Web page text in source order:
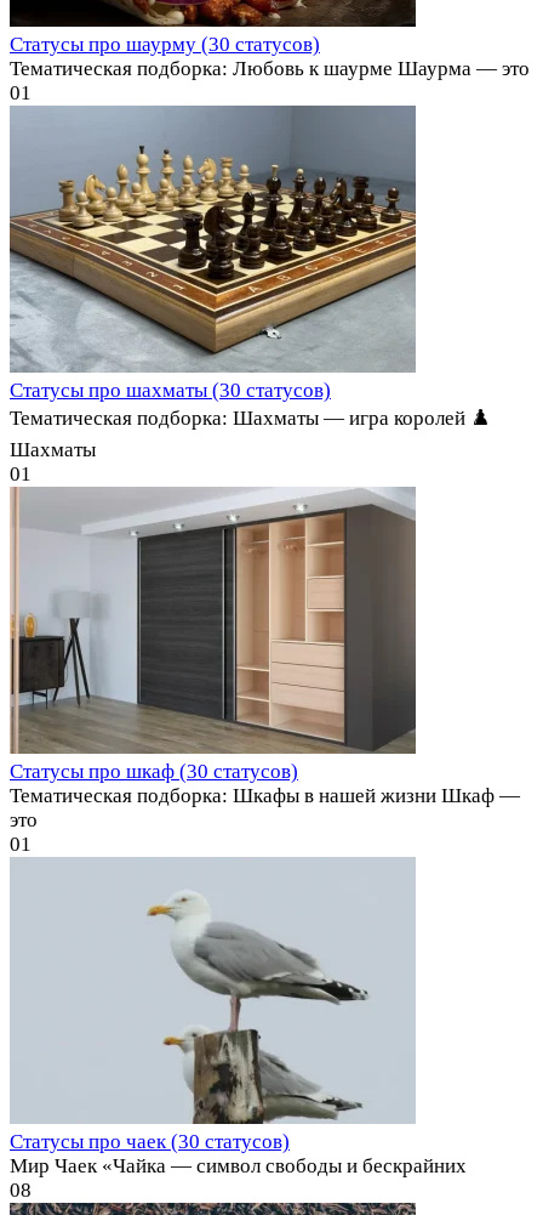
Статусы про шаурму (30 статусов)
Тематическая подборка: Любовь к шаурме Шаурма — это
01
Статусы про шахматы (30 статусов)
Тематическая подборка: Шахматы — игра королей ♟️
Шахматы
01
Статусы про шкаф (30 статусов)
Тематическая подборка: Шкафы в нашей жизни Шкаф —
это
01
Статусы про чаек (30 статусов)
Мир Чаек «Чайка — символ свободы и бескрайних
08